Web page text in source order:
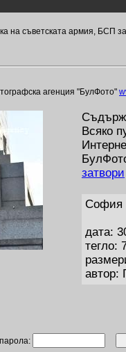
на съветската армия, БСП
агенция "БулФото"
Всяко
затвори
София
дата:
тегло:
автор: